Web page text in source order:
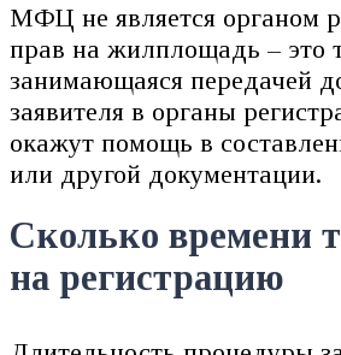
МФЦ не является органом
прав на жилплощадь – это
занимающаяся передачей
заявителя в органы
окажут помощь в
или другой документации.
Сколько времени
на регистрацию